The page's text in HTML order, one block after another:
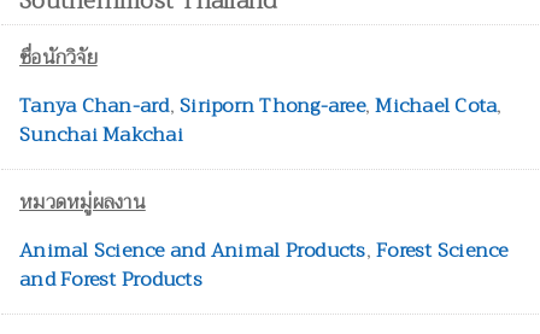
ชื่อนักวิจัย
Tanya Chan-ard,Siriporn Thong-aree,Michael Cota,
Sunchai Makchai
หมวดหมู่ผลงาน
Animal Science and Animal Products,Forest Science
and Forest Products